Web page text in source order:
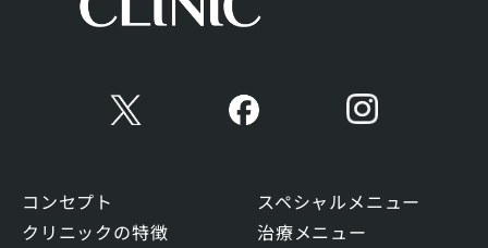
コンセプト
クリニックの特徴
スペシャルメニュー
治療メニュー